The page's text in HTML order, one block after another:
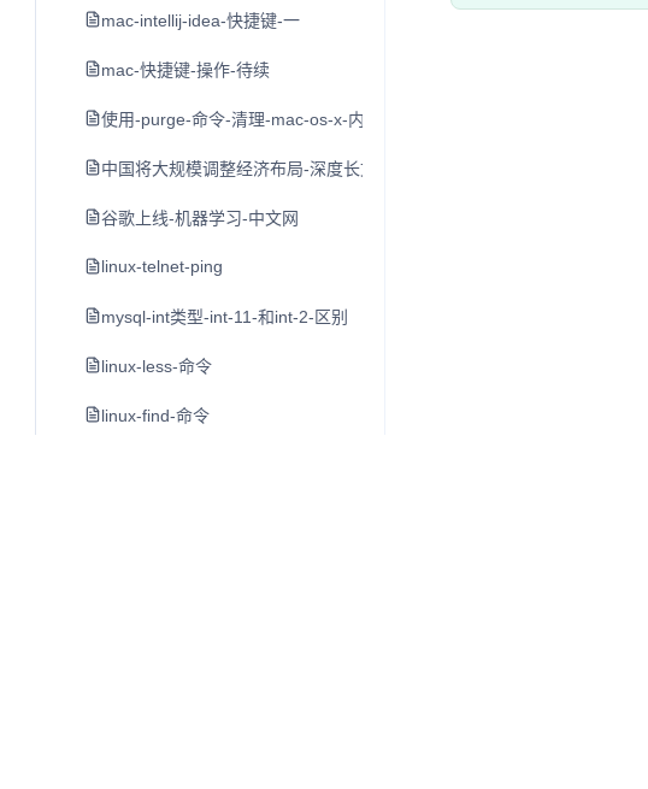
mac-intellij-idea-快捷键-一
mac-快捷键-操作-待续
使用-purge-命令-清理-mac-os-x-内存空间
中国将大规模调整经济布局-深度长文
谷歌上线-机器学习-中文网
linux-telnet-ping
mysql-int类型-int-11-和int-2-区别
linux-less-命令
linux-find-命令